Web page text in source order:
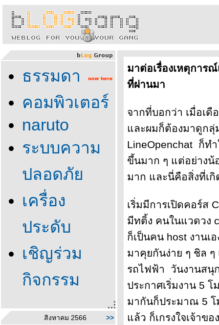
ธรรมดา
คอมพิวเตอร์
naruto
ระบบความ
ปลอดภั
เครื่อง
ประดับ
เชิญร่วม
กิจกรรม
สิงหาคม 2566 >>
มาต่อเรื่องเหตุการ
ที่ผ่านมา
จากที่บอกว่า เมื่อเ
ละผมก็ต้องมาดูกลุ่
LineOpenchat ก็ท
ขึ้นมาก ๆ แต่อย่างน้
มาก และนี่คือสิ่งที่เ
เริ่มมีการเปิดคอร์ส
มีทติ้ง คนในแวดวง
ก็เป็นคน host งานเ
มาคุยกันง่าย ๆ ชิล ๆ
รถไฟฟ้า วันงานสนุ
ประกาศเริ่มงาน 5
มากันก็ประมาณ 5 โ
ล้ว ก็เกรงใจเจ้าขอ